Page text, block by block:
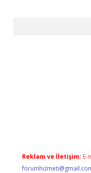
Reklam ve İletişim: E-